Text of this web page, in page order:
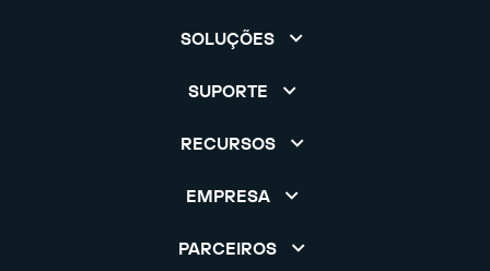
SOLUÇÕES
SUPORTE
RECURSOS
EMPRESA
PARCEIROS